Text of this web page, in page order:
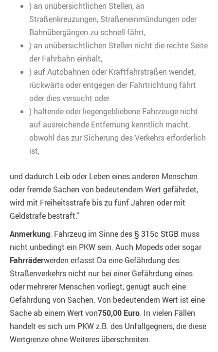
) an unübersichtlichen Stellen, an
Straßenkreuzungen, Straßeneinmündungen oder
Bahnübergängen zu schnell fährt,
) an unübersichtlichen Stellen nicht die rechte Seite
der Fahrbahn einhält,
) auf Autobahnen oder Kraftfahrstraßen wendet,
rückwärts oder entgegen der Fahrtrichtung fährt
oder dies versucht oder
) haltende oder liegengebliebene Fahrzeuge nicht
auf ausreichende Entfernung kenntlich macht,
obwohl das zur Sicherung des Verkehrs erforderlich
ist,
und dadurch Leib oder Leben eines anderen Menschen
oder fremde Sachen von bedeutendem Wert gefährdet,
wird mit Freiheitsstrafe bis zu fünf Jahren oder mit
Geldstrafe bestraft.“
Anmerkung: Fahrzeug im Sinne des§ 315c StGB muss
nicht unbedingt ein PKW sein. Auch Mopeds oder sogar
Fahrräderwerden erfasst.Da eine Gefährdung des
Straßenverkehrs nicht nur bei einer Gefährdung eines
oder mehrerer Menschen vorliegt, genügt auch eine
Gefährdung von Sachen. Von bedeutendem Wert ist eine
Sache ab einem Wert von750,00 Euro. In vielen Fällen
handelt es sich um PKW z.B. des Unfallgegners, die diese
Wertgrenze ohne Weiteres überschreiten.